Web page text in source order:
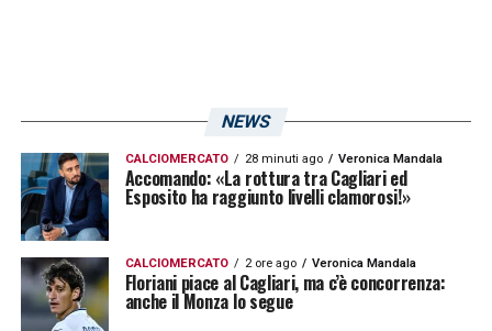
NEWS
CALCIOMERCATO 28 minuti ago Veronica Mandala
Accomando: «La rottura tra Cagliari ed
Esposito ha raggiunto livelli clamorosi!»
CALCIOMERCATO 2 ore ago Veronica Mandala
Floriani piace al Cagliari, ma c’è concorrenza:
anche il Monza lo segue